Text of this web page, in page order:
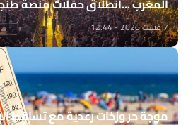
7 غشت 2026 - 12:44
موجة حر وزخات رعدية مع تساقط